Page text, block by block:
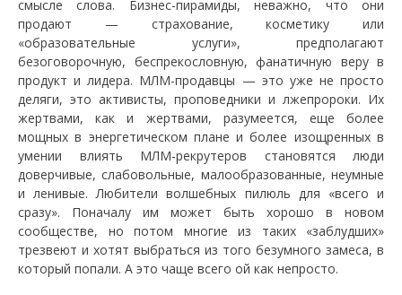
смысле слова. Бизнес-пирамиды, неважно, что они
продают — страхование, косметику или
«образовательные услуги», предполагают
безоговорочную, беспрекословную, фанатичную веру в
продукт и лидера. МЛМ-продавцы — это уже не просто
деляги, это активисты, проповедники и лжепророки. Их
жертвами, как и жертвами, разумеется, еще более
мощных в энергетическом плане и более изощренных в
умении влиять МЛМ-рекрутеров становятся люди
доверчивые, слабовольные, малообразованные, неумные
и ленивые. Любители волшебных пилюль для «всего и
сразу». Поначалу им может быть хорошо в новом
сообществе, но потом многие из таких «заблудших»
трезвеют и хотят выбраться из того безумного замеса, в
который попали. А это чаще всего ой как непросто.